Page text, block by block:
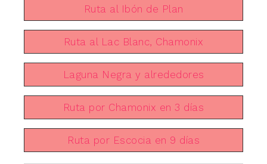
Ruta al Ibón de Plan
Ruta al Lac Blanc, Chamonix
Laguna Negra y alrededores
Ruta por Chamonix en 3 días
Ruta por Escocia en 9 días